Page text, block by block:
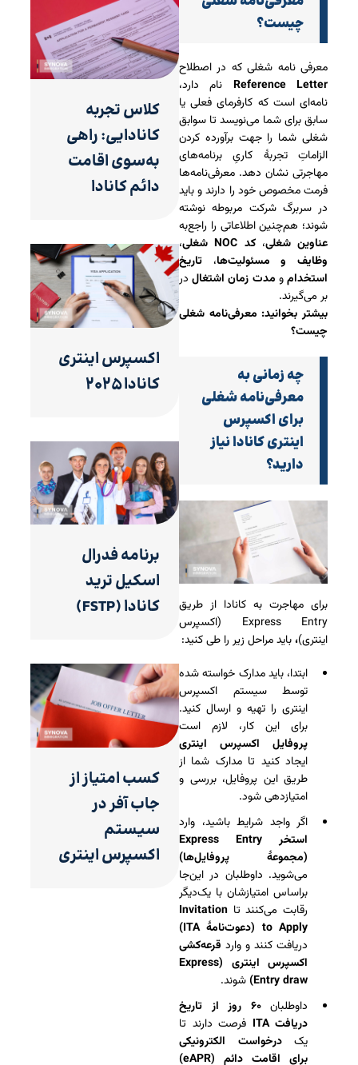
چیست؟
معرفی‌ نامه شغلی که در اصطلاح
Reference Letter نام دارد،
نامه‌ای است که کارفرمای فعلی یا
سابق برای شما می‌نویسد تا سوابق
شغلی شما را جهت برآورده کردن
الزاماتِ تجربۀ کاریِ برنامه‌های
مهاجرتی نشان دهد. معرفی‌نامه‌ها
فرمت مخصوص خود را دارند و باید
در سربرگ شرکت مربوطه نوشته
شوند؛ هم‌چنین اطلاعاتی را راجع‌به
عناوین شغلی،کد NOC شغلی
،
وظایف و مسئولیت‌ها، تاریخ
استخدامو مدت زمان اشتغالدر
بر می‌گیرند.
بیشتر بخوانید: معرفی‌نامه شغلی
چیست؟
چه زمانی به
معرفی‌نامه شغلی
برای اکسپرس
اینتری کانادا نیاز
دارید؟
برای مهاجرت به کانادا از طریق
Express Entry (اکسپرس
اینتری)،باید مراحل زیر را طی کنید:
ابتدا، باید مدارک خواسته شده
توسط سیستم اکسپرس
اینتری را تهیه و ارسال کنید.
برای این کار، لازم است
پروفایل اکسپرس اینتری
ایجاد کنید تا مدارک شما از
طریق این پروفایل، بررسی و
امتیازدهی شود.
اگر واجد شرایط باشید، وارد
استخر
Express Entry
(مجموعۀ پروفایل‌ها)
می‌شوید. داوطلبان در این‌جا
براساس امتیازشان با یک‌دیگر
رقابت می‌کنند تا Invitation
to Apply (دعوت‌نامۀ ITA)
دریافت کنند و وارد قرعه‌کشی‌
اکسپرس اینتری (Express
Entry draw) شوند.
داوطلبان
۶۰ روز از تاریخ
دریافت ITA
فرصت دارند تا
یکدرخواست الکترونیکی
برای اقامت دائم (eAPR)
کلاس تجربه
کانادایی: راهی
به‌سوی اقامت
دائم کانادا
اکسپرس اینتری
کانادا ۲۰۲۵
برنامه فدرال
اسکیل ترید
کانادا (FSTP)
کسب امتیاز از
جاب آفر در
سیستم
اکسپرس اینتری